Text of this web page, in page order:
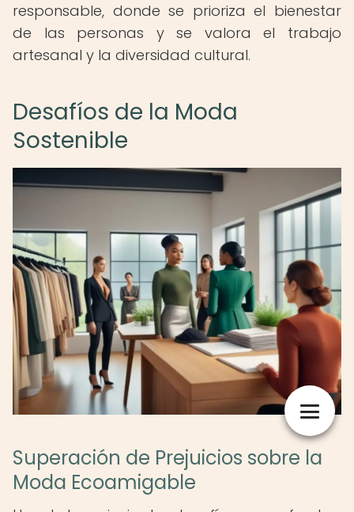
responsable, donde se prioriza el bienestar
de las personas y se valora el trabajo
artesanal y la diversidad cultural.
Desafíos de la Moda
Sostenible
Superación de Prejuicios sobre la
Moda Ecoamigable